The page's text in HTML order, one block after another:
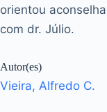
orientou
com dr. Júlio.
Autor(es)
Vieira, Alfredo C.